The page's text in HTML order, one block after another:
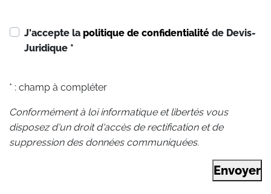
J'accepte la politique de confidentialité de Devis-
Juridique *
* : champ à compléter
Conformément à loi informatique et libertés vous
disposez d'un droit d'accès de rectification et de
suppression des données communiquées.
Envoyer